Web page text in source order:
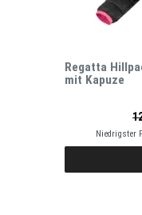
Regatta
mit Kapuze
Niedrigster